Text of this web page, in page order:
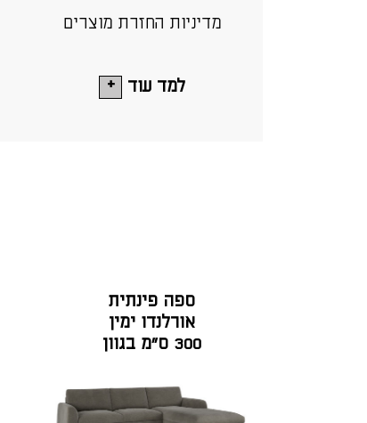
מדיניות החזרת מוצרים
למד עוד
ספה פינתית
אורלנדו ימין
300 ס"מ בגוון